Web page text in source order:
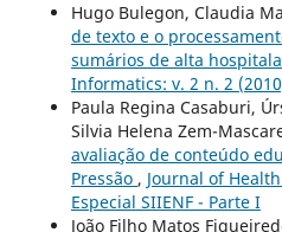
Hugo Bulegon, Claudia
de texto e o
sumários de alta
Informatics: v. 2 n. 2
Paula Regina Casaburi,
Silvia Helena Zem-
avaliação de conteúdo
Pressão , Journal of
Especial SIIENF - Parte I
João Filho Matos